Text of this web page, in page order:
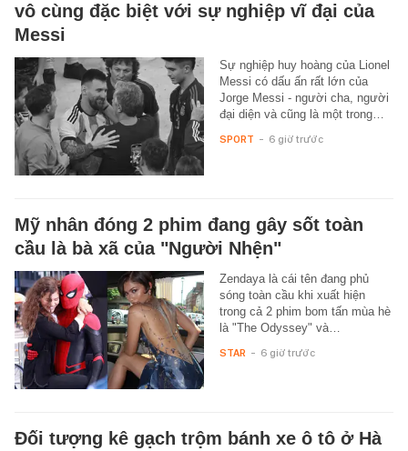
vô cùng đặc biệt với sự nghiệp vĩ đại của
Messi
Sự nghiệp huy hoàng của Lionel
Messi có dấu ấn rất lớn của
Jorge Messi - người cha, người
đại diện và cũng là một trong…
SPORT - 6 giờ trước
Mỹ nhân đóng 2 phim đang gây sốt toàn
cầu là bà xã của "Người Nhện"
Zendaya là cái tên đang phủ
sóng toàn cầu khi xuất hiện
trong cả 2 phim bom tấn mùa hè
là "The Odyssey" và…
STAR - 6 giờ trước
Đối tượng kê gạch trộm bánh xe ô tô ở Hà